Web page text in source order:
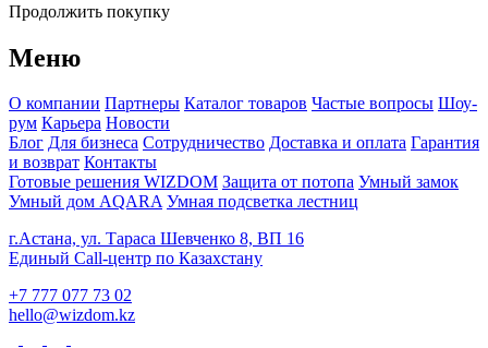
Продолжить покупку
Меню
О компании Партнеры Каталог товаров Частые вопросы Шоу-
рум Карьера Новости
Блог Для бизнеса Сотрудничество Доставка и оплата Гарантия
и возврат Контакты
Готовые решения WIZDOM Защита от потопа Умный замок
Умный дом AQARA Умная подсветка лестниц
г.Астана, ул. Тараса Шевченко 8, ВП 16
Единый Call-центр по Казахстану
+7 777 077 73 02
hello@wizdom.kz